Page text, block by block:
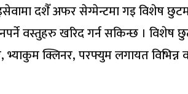
दशैँ अफर सेग्मेन्टमा गइ विशेष
वस्तुहरु खरिद गर्न सकिन्छ । विशेष
भ्याकुम क्लिनर, परफ्युम लगायत